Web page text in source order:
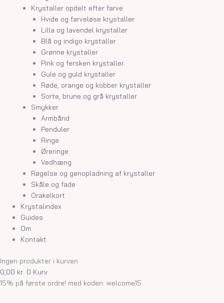
Krystaller opdelt efter farve
Hvide og farveløse krystaller
Lilla og lavendel krystaller
Blå og indigo krystaller
Grønne krystaller
Pink og fersken krystaller
Gule og guld krystaller
Røde, orange og kobber krystaller
Sorte, brune og grå krystaller
Smykker
Armbånd
Penduler
Ringe
Øreringe
Vedhæng
Røgelse og genopladning af krystaller
Skåle og fade
Orakelkort
Krystalindex
Guides
Om
Kontakt
Ingen produkter i kurven
0,00 kr. 0 Kurv
15% på første ordre! med koden: welcome15